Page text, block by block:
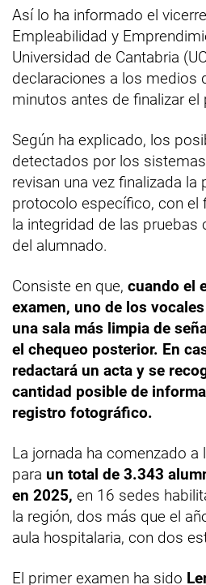
Así lo ha informado el
Empleabilidad y
Universidad de Cantabria
declaraciones a los medios
minutos antes de finalizar el
Según ha explicado, los
detectados por los
revisan una vez finalizada la
protocolo específico, con el
la integridad de las
del alumnado.
Consiste en que, cuando el
examen, uno de los
una sala más limpia de
el chequeo posterior. En
redactará un acta y se
cantidad posible de
registro fotográfico.
La jornada ha comenzado a
para un total de 3.343
en 2025, en 16 sedes
la región, dos más que el
aula hospitalaria, con dos
El primer examen ha sido